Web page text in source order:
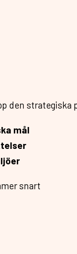
den
mål
snart